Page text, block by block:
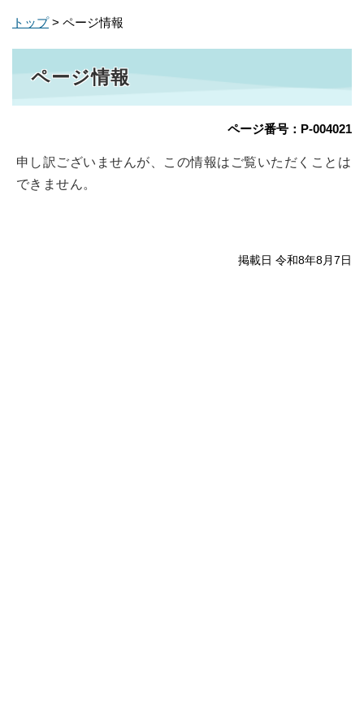
トップ> ページ情報
ページ情報
ページ番号：P-004021
申し訳ございませんが、この情報はご覧いただくことは
できません。
掲載日 令和8年8月7日